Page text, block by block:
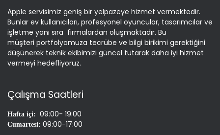
Apple servisimiz geniş bir yelpazeye hizmet vermektedir.
Bunlar ev kullanıcıları, profesyonel oyuncular, tasarımcılar ve
işletme yanı sıra firmalardan oluşmaktadır. Bu
müşteri portfolyomuza tecrübe ve bilgi birikimi gerektiğini
düşünerek teknik ekibimizi güncel tutarak daha iyi hizmet
vermeyi hedefliyoruz.
Çalışma Saatleri
Hafta içi: 09:00- 19:00
Cumartesi: 09:00-17:00